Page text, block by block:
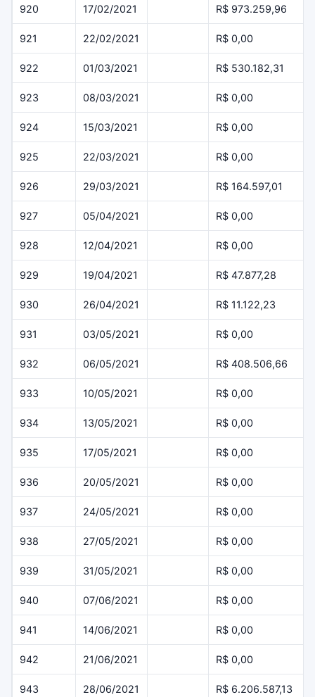
920 17/02/2021 R$ 973.259,96
921 22/02/2021 R$ 0,00
922 01/03/2021 R$ 530.182,31
923 08/03/2021 R$ 0,00
924 15/03/2021 R$ 0,00
925 22/03/2021 R$ 0,00
926 29/03/2021 R$ 164.597,01
927 05/04/2021 R$ 0,00
928 12/04/2021 R$ 0,00
929 19/04/2021 R$ 47.877,28
930 26/04/2021 R$ 11.122,23
931 03/05/2021 R$ 0,00
932 06/05/2021 R$ 408.506,66
933 10/05/2021 R$ 0,00
934 13/05/2021 R$ 0,00
935 17/05/2021 R$ 0,00
936 20/05/2021 R$ 0,00
937 24/05/2021 R$ 0,00
938 27/05/2021 R$ 0,00
939 31/05/2021 R$ 0,00
940 07/06/2021 R$ 0,00
941 14/06/2021 R$ 0,00
942 21/06/2021 R$ 0,00
943 28/06/2021 R$ 6.206.587,13